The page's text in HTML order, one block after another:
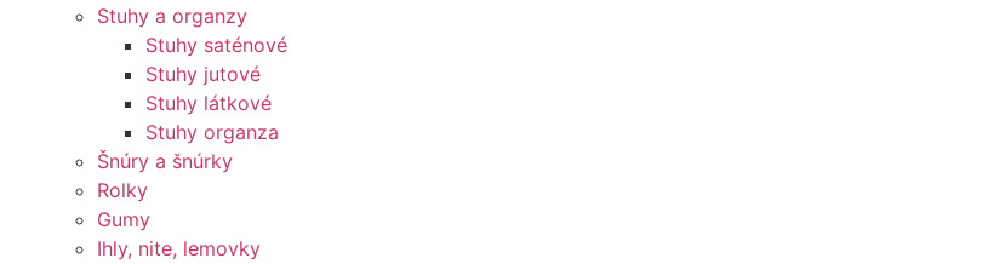
Stuhy a organzy
Stuhy saténové
Stuhy jutové
Stuhy látkové
Stuhy organza
Šnúry a šnúrky
Rolky
Gumy
Ihly, nite, lemovky